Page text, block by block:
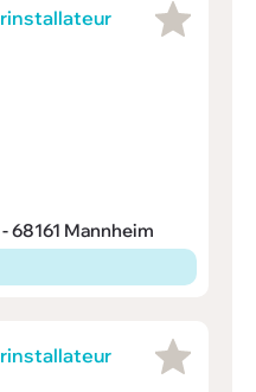
68161 Mannheim